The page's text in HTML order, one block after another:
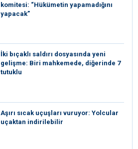
komitesi: “Hükümetin yapamadığını
yapacak”
İki bıçaklı saldırı dosyasında yeni
gelişme: Biri mahkemede, diğerinde 7
tutuklu
Aşırı sıcak uçuşları vuruyor: Yolcular
uçaktan indirilebilir